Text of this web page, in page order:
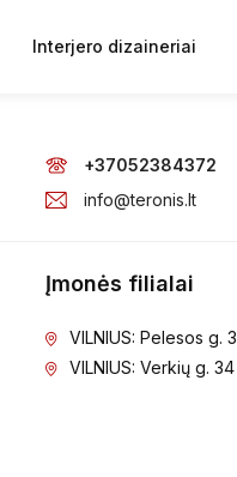
Interjero dizaineriai
+37052384372
info@teronis.lt
Įmonės filialai
VILNIUS: Pelesos g. 3
VILNIUS: Verkių g. 34